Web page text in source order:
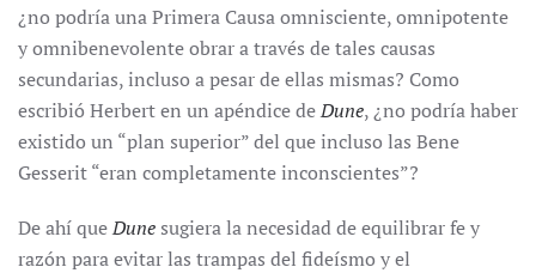
¿no podría una Primera Causa omnisciente, omnipotente
y omnibenevolente obrar a través de tales causas
secundarias, incluso a pesar de ellas mismas? Como
escribió Herbert en un apéndice deDune, ¿no podría haber
existido un “plan superior” del que incluso las Bene
Gesserit “eran completamente inconscientes”?
De ahí queDune sugiera la necesidad de equilibrar fe y
razón para evitar las trampas del fideísmo y el